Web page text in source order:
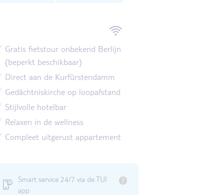
Gratis fietstour onbekend Berlijn
(beperkt beschikbaar)
Direct aan de Kurfürstendamm
Gedächtniskirche op loopafstand
Stijlvolle hotelbar
Relaxen in de wellness
Compleet uitgerust appartement
Smart service 24/7 via de TUI
app